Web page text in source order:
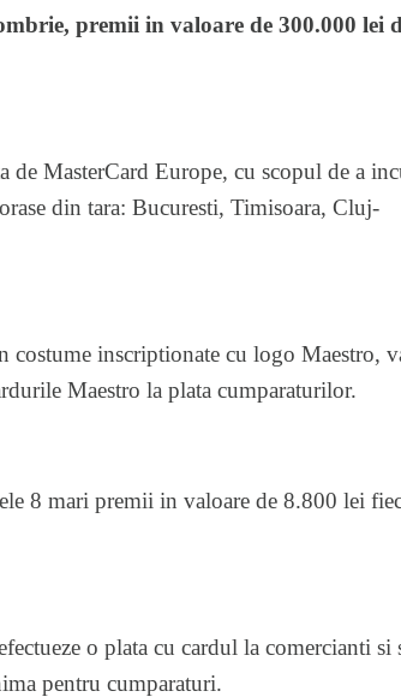
premii in valoare de 300.000 lei
MasterCard Europe, cu scopul de a
din tara: Bucuresti, Timisoara, Cluj-
inscriptionate cu logo Maestro,
Maestro la plata cumparaturilor.
8 mari premii in valoare de 8.800 lei
o plata cu cardul la comercianti si
pentru cumparaturi.